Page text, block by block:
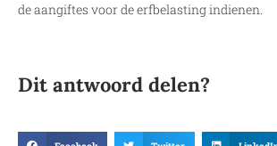
de aangiftes voor de erfbelasting indienen.
Dit antwoord delen?